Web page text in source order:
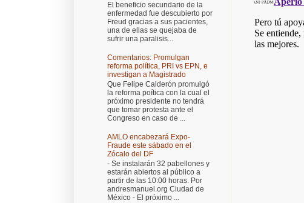
El beneficio secundario de la
enfermedad fue descubierto por
Freud gracias a sus pacientes,
una de ellas se quejaba de
sufrir una paralisis...
Comentarios: Promulgan
reforma política, PRI vs EPN, e
investigan a Magistrado
Que Felipe Calderón promulgó
la reforma poítica con la cual el
próximo presidente no tendrá
que tomar protesta ante el
Congreso en caso de ...
AMLO encabezará Expo-
Fraude este sábado en el
Zócalo del DF
- Se instalarán 32 pabellones y
estarán abiertos al público a
partir de las 10:00 horas. Por
andresmanuel.org Ciudad de
México - El próximo ...